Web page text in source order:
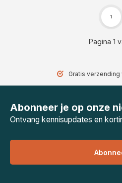
Pagina 1
1
Gratis verzending
Abonneer je op onze
Ontvang kennisupdates en